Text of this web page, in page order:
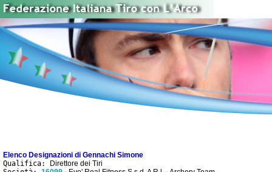
Elenco Designazioni di Gennachi Simone
Qualifica:
Direttore dei Tiri